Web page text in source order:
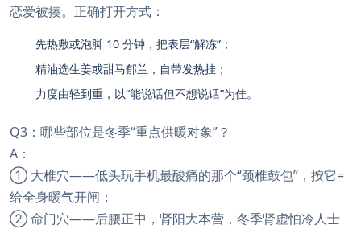
恋爱被揍。正确打开方式：
先热敷或泡脚 10 分钟，把表层“解冻”；
精油选生姜或甜马郁兰，自带发热挂；
力度由轻到重，以“能说话但不想说话”为佳。
Q3：哪些部位是冬季“重点供暖对象”？
A：
① 大椎穴——低头玩手机最酸痛的那个“颈椎鼓包”，按它=
给全身暖气开闸；
② 命门穴——后腰正中，肾阳大本营，冬季肾虚怕冷人士